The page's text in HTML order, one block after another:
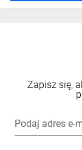
Zapisz się,
Podaj adres e-